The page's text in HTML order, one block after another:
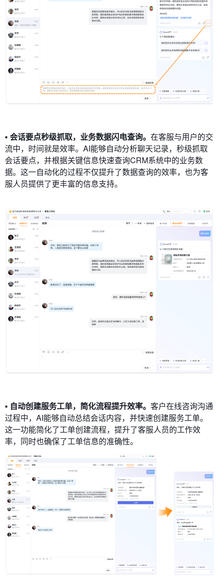
▪ 会话要点秒级抓取，业务数据闪电查询。 在客服与用户的交
流中，时间就是效率。AI能够自动分析聊天记录，秒级抓取
会话要点，并根据关键信息快速查询CRM系统中的业务数
据。这一自动化的过程不仅提升了数据查询的效率，也为客
服人员提供了更丰富的信息支持。
▪ 自动创建服务工单，简化流程提升效率。 客户在线咨询沟通
过程中，AI能够自动总结会话内容，并快速创建服务工单。
这一功能简化了工单创建流程，提升了客服人员的工作效
率，同时也确保了工单信息的准确性。